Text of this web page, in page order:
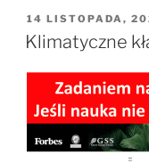
OPUBLIKOWANE
W
14 LISTOPADA,
Klimatyczne